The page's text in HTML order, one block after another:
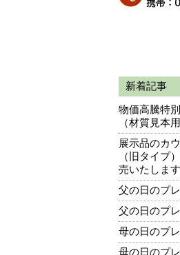
新着記事
物価高騰特
（材質見本用
展示品のカ
（旧タイプ
売いたします
父の日のプ
父の日のプ
母の日のプ
母の日のプ